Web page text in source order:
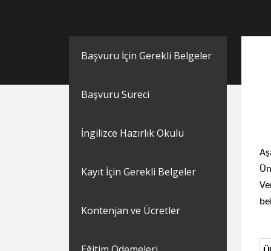
Başvuru İçin Gerekli Belgeler
Başvuru Süreci
İngilizce Hazırlık Okulu
Kayıt İçin Gerekli Belgeler
Kontenjan ve Ücretler